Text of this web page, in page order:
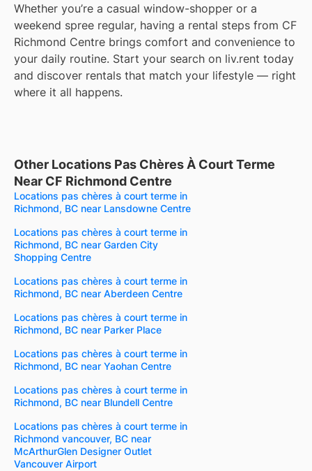
Whether you’re a casual window-shopper or a
weekend spree regular, having a rental steps from CF
Richmond Centre brings comfort and convenience to
your daily routine. Start your search on liv.rent today
and discover rentals that match your lifestyle — right
where it all happens.
Other Locations Pas Chères À Court Terme
Near CF Richmond Centre
Locations pas chères à court terme in
Richmond, BC near Lansdowne Centre
Locations pas chères à court terme in
Richmond, BC near Garden City
Shopping Centre
Locations pas chères à court terme in
Richmond, BC near Aberdeen Centre
Locations pas chères à court terme in
Richmond, BC near Parker Place
Locations pas chères à court terme in
Richmond, BC near Yaohan Centre
Locations pas chères à court terme in
Richmond, BC near Blundell Centre
Locations pas chères à court terme in
Richmond vancouver, BC near
McArthurGlen Designer Outlet
Vancouver Airport